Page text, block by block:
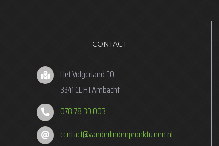
CONTACT
Het Volgerland 30
3341 CL H.I.Ambacht
078 78 30 003
contact@vanderlindenpronktuinen.nl